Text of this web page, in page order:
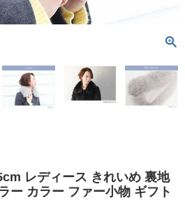
レディース きれいめ 裏地
ー カラー ファー小物 ギフト